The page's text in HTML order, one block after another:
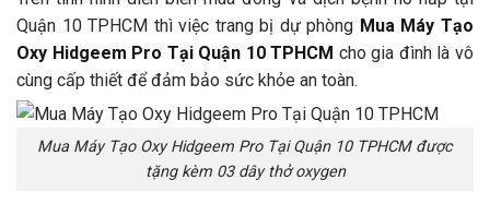
Quận 10 TPHCM thì việc trang bị dự phòng Mua Máy Tạo
Oxy Hidgeem Pro Tại Quận 10 TPHCM cho gia đình là vô
cùng cấp thiết để đảm bảo sức khỏe an toàn.
Mua Máy Tạo Oxy Hidgeem Pro Tại Quận 10 TPHCM được
tặng kèm 03 dây thở oxygen